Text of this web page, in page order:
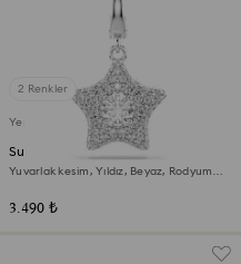
2 Renkler
Yeni
Sublima Charm
Yuvarlak kesim, Yıldız, Beyaz, Rodyum
3.490 ₺